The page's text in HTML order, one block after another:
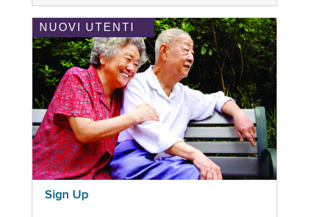
NUOVI UTENTI
Sign Up